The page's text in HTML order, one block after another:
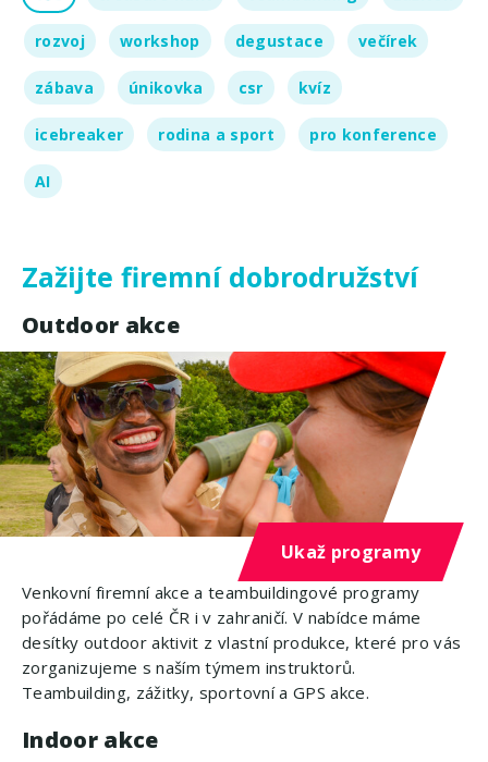
rozvoj workshop degustace večírek
zábava únikovka csr kvíz
icebreaker rodina a sport pro konference
AI
Zažijte firemní dobrodružství
Outdoor akce
Ukaž programy
Venkovní firemní akce a teambuildingové programy
pořádáme po celé ČR i v zahraničí. V nabídce máme
desítky outdoor aktivit z vlastní produkce, které pro vás
zorganizujeme s naším týmem instruktorů.
Teambuilding, zážitky, sportovní a GPS akce.
Indoor akce